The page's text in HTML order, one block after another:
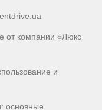
от компании «Люкс
и
основные